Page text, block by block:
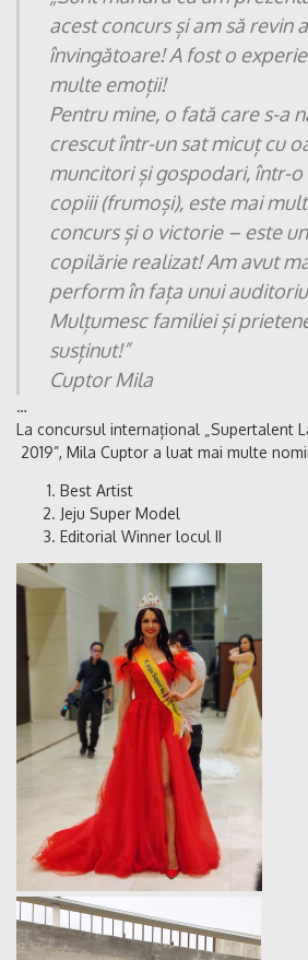
acest concurs și am să revin
învingătoare! A fost o
multe emoții!
Pentru mine, o fată care s-a
crescut într-un sat micuț cu
muncitori și gospodari, într-
copiii (frumoși), este mai
concurs și o victorie – este
copilărie realizat! Am avut
perform în fața unui
Mulțumesc familiei și
susținut!”
Cuptor Mila
…
La concursul internațional „Supertalent
2019”, Mila Cuptor a luat mai multe
Best Artist
Jeju Super Model
Editorial Winner locul II